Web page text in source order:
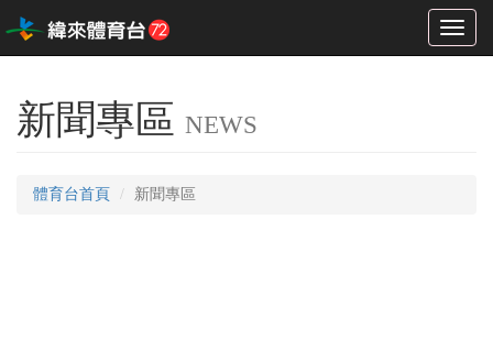
Toggle
新聞專區 NEWS
體育台首頁 新聞專區